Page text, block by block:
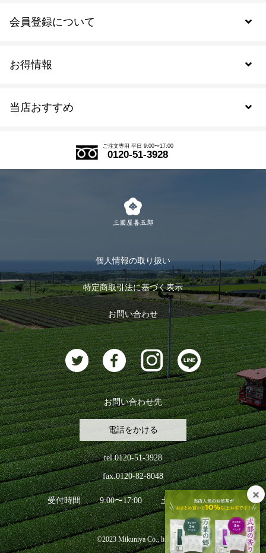
当店おすすめ
式部の香りシリーズ
お茶のギフト
おすすめのお茶
お茶に合うスイーツ
お得情報
会員登録について
会員規約について
ログイン
ログアウト
ご注文専用 平日 9:00〜17:00
0120-51-3928
個人情報の取り扱い
特定商取引法に基づく表示
お問い合わせ
お問い合わせ先
電話をかける
tel.0120-51-3928
fax.0120-82-8048
受付時間 9:00〜17:00 土日祝日を除く
©2023 Mikuniya Co., ltd.